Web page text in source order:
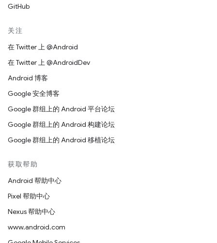
GitHub
关注
在 Twitter 上 @Android
在 Twitter 上 @AndroidDev
Android 博客
Google 安全博客
Google 群组上的 Android 平台论坛
Google 群组上的 Android 构建论坛
Google 群组上的 Android 移植论坛
获取帮助
Android 帮助中心
Pixel 帮助中心
Nexus 帮助中心
www.android.com